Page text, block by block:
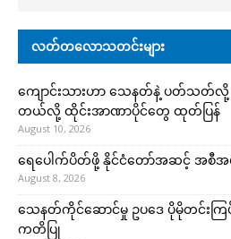
လတ်တလောသတင်းများ
ကျောင်းသားဟာ သေနတ်နဲ့ ပတ်သတ်
တယ်လို့ ထိုင်းအာဏာပိုင်တွေ ထုတ်ပြန်
August 10, 2026
ရေပေါက်ပိတ်ဖို့ နိုင်ငံတော်အဆင့် အစီ
August 8, 2026
သေနတ်ကိုင်ဆောင်မှု ဥပဒေ ပိုမိုတင်းကြ
ကတိပြု